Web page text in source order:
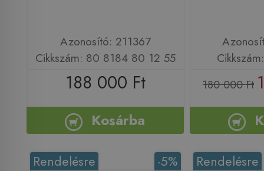
Azonosító: 211367
Cikkszám: 80 8184 80 12 55
188 000 Ft
Kosárba
180 000 Ft
-5%
Rendelésre Rendelésre